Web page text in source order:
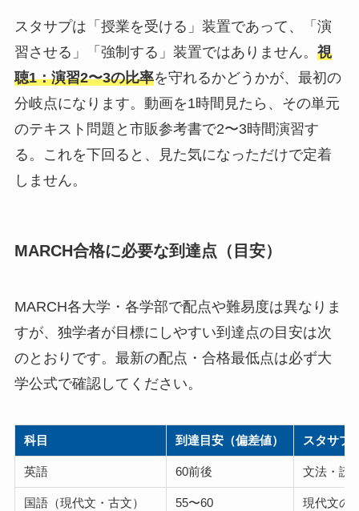
スタサプは「授業を受ける」装置であって、「演
習させる」「強制する」装置ではありません。 視
聴1：演習2〜3の比率を守れるかどうかが、最初の
分岐点になります。動画を1時間見たら、その単元
のテキスト問題と市販参考書で2〜3時間演習す
る。これを下回ると、見た気になっただけで定着
しません。
MARCH合格に必要な到達点（目安）
MARCH各大学・各学部で配点や難易度は異なりま
すが、独学者が目標にしやすい到達点の目安は次
のとおりです。最新の配点・合格最低点は必ず大
学公式で確認してください。
科目 到達目安（偏差値） スタサプ
英語 60前後 文法・読
国語（現代文・古文） 55〜60 現代文の